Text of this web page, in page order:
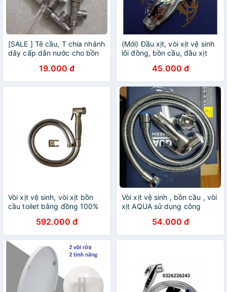
[SALE ] Tê cầu, T chia nhánh
dây cấp dẫn nước cho bồn
19.000 đ
(Mới) Đầu xịt, vòi xịt vệ sinh
lõi đồng, bồn cầu, đầu xịt
45.000 đ
Vòi xịt vệ sinh, vòi xịt bồn
cầu toilet bằng đồng 100%
GCK22A-GCK22N chính
hãng
592.000 đ
Vòi xịt vệ sinh , bồn cầu , vòi
xịt AQUA sử dụng công
54.000 đ